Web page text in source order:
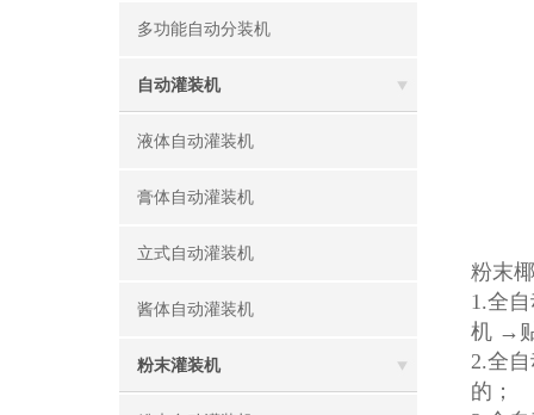
多功能自动分装机
自动灌装机
液体自动灌装机
膏体自动灌装机
立式自动灌装机
酱体自动灌装机
粉末灌装机
粉末
1.全
机 →
2.全
的；